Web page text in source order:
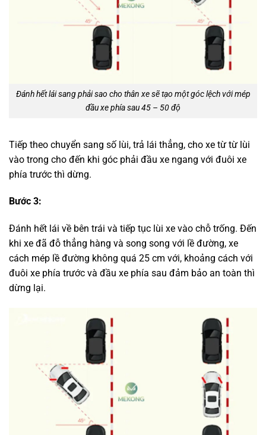
Đánh hết lái sang phải sao cho thân xe sẽ tạo một góc lệch với mép
đầu xe phía sau 45 – 50 độ
Tiếp theo chuyển sang số lùi, trả lái thẳng, cho xe từ từ lùi
vào trong cho đến khi góc phải đầu xe ngang với đuôi xe
phía trước thì dừng.
Bước 3:
Đánh hết lái về bên trái và tiếp tục lùi xe vào chỗ trống. Đến
khi xe đã đỗ thẳng hàng và song song với lề đường, xe
cách mép lề đường không quá 25 cm với, khoảng cách với
đuôi xe phía trước và đầu xe phía sau đảm bảo an toàn thì
dừng lại.